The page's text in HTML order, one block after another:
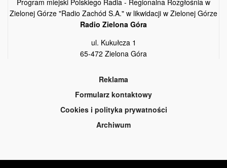
Zielonej Górze "Radio Zachód S.A." w likwidacji w Zielonej Górze
Radio Zielona Góra
ul. Kukułcza 1
65-472 Zielona Góra
Reklama
Formularz kontaktowy
Cookies i polityka prywatności
Archiwum